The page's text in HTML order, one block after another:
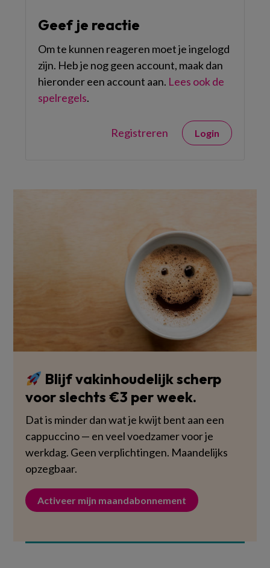
Geef je reactie
Om te kunnen reageren moet je ingelogd
zijn. Heb je nog geen account, maak dan
hieronder een account aan. Lees ook de
spelregels.
Registreren Login
Blijf vakinhoudelijk scherp
voor slechts €3 per week.
Dat is minder dan wat je kwijt bent aan een
cappuccino — en veel voedzamer voor je
werkdag. Geen verplichtingen. Maandelijks
opzegbaar.
Activeer mijn maandabonnement